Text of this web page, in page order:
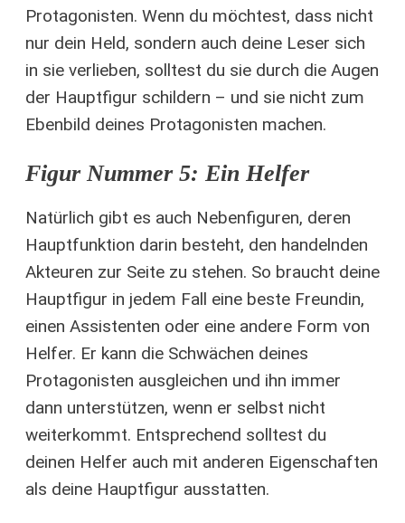
Protagonisten. Wenn du möchtest, dass nicht
nur dein Held, sondern auch deine Leser sich
in sie verlieben, solltest du sie durch die Augen
der Hauptfigur schildern – und sie nicht zum
Ebenbild deines Protagonisten machen.
​Figur Nummer 5: Ein Helfer
Natürlich gibt es auch Nebenfiguren, deren
Hauptfunktion darin besteht, den handelnden
Akteuren zur Seite zu stehen. So braucht deine
Hauptfigur in jedem Fall eine beste Freundin,
einen Assistenten oder eine andere Form von
Helfer. Er kann die Schwächen deines
Protagonisten ausgleichen und ihn immer
dann unterstützen, wenn er selbst nicht
weiterkommt. Entsprechend solltest du
deinen Helfer auch mit anderen Eigenschaften
als deine Hauptfigur ausstatten.